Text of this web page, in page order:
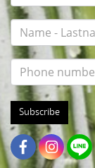
Subscribe